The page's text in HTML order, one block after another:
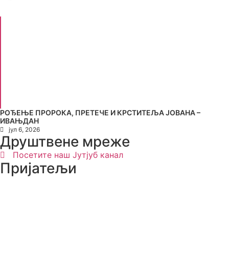
РОЂЕЊЕ ПРОРОКА, ПРЕТЕЧЕ И КРСТИТЕЉА ЈОВАНА –
ИВАЊДАН
јул 6, 2026
Друштвене мреже
Посетите наш Јутјуб канал
Пријатељи